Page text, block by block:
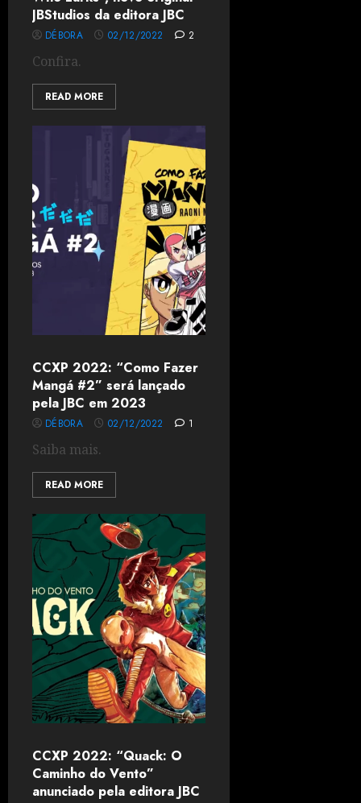
JBStudios da editora JBC
DÉBORA 02/12/2022 2
Confira.
READ MORE
CCXP 2022: “Como Fazer
Mangá #2” será lançado
pela JBC em 2023
DÉBORA 02/12/2022 1
Saiba mais.
READ MORE
CCXP 2022: “Quack: O
Caminho do Vento”
anunciado pela editora JBC